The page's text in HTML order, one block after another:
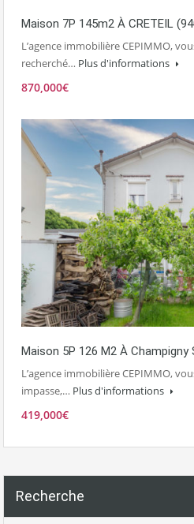
Maison 7P 145m2 À CRETEIL
L’agence immobilière CEPIMMO,
recherché… Plus d'informations
870,000€
Maison 5P 126 M2 À Champigny
L’agence immobilière CEPIMMO,
impasse,… Plus d'informations
419,000€
Recherche